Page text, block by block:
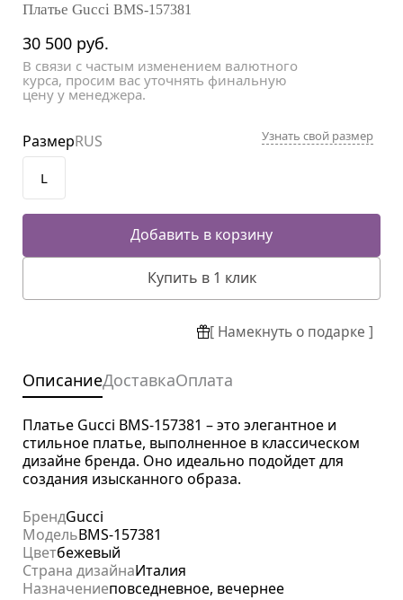
Платье Gucci BMS-157381
30 500 руб.
В связи с частым изменением валютного
курса, просим вас уточнять финальную
цену у менеджера.
L
РазмерRUS Узнать свой размер
Добавить в корзину
Купить в 1 клик
[ Намекнуть о подарке ]
ОписаниеДоставкаОплата
Платье Gucci BMS-157381 – это элегантное и
стильное платье, выполненное в классическом
дизайне бренда. Оно идеально подойдет для
создания изысканного образа.
БрендGucci
МодельBMS-157381
Цветбежевый
Страна дизайнаИталия
Назначениеповседневное, вечернее